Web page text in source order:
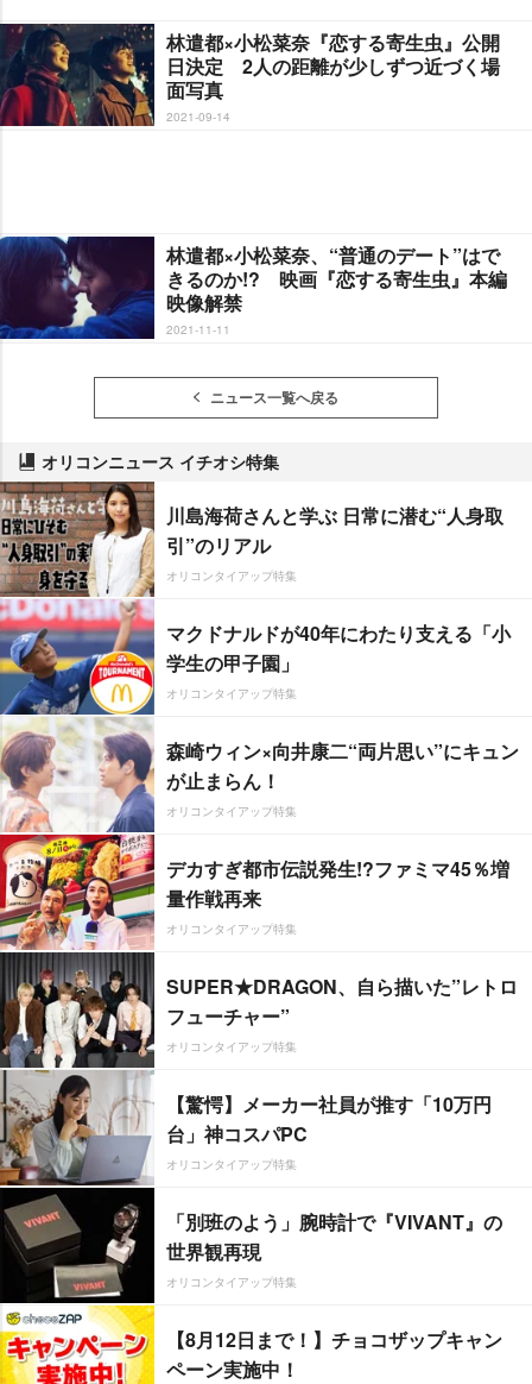
林遣都×小松菜奈『恋する寄生虫』公開
日決定 2人の距離が少しずつ近づく場
面写真
2021-09-14
林遣都×小松菜奈、“普通のデート”はで
きるのか!? 映画『恋する寄生虫』本編
映像解禁
2021-11-11
ニュース一覧へ戻る
オリコンニュース イチオシ特集
川島海荷さんと学ぶ 日常に潜む“人身取
引”のリアル
オリコンタイアップ特集
マクドナルドが40年にわたり支える「小
学生の甲子園」
オリコンタイアップ特集
森崎ウィン×向井康二“両片思い”にキュン
が止まらん！
オリコンタイアップ特集
デカすぎ都市伝説発生!?ファミマ45％増
量作戦再来
オリコンタイアップ特集
SUPER★DRAGON、自ら描いた”レトロ
フューチャー”
オリコンタイアップ特集
【驚愕】メーカー社員が推す「10万円
台」神コスパPC
オリコンタイアップ特集
「別班のよう」腕時計で『VIVANT』の
世界観再現
オリコンタイアップ特集
【8月12日まで！】チョコザップキャン
ペーン実施中！